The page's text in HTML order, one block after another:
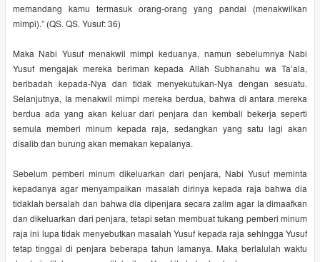
memandang kamu termasuk orang-orang yang pandai (menakwilkan
mimpi).” (QS. QS. Yusuf: 36)
Maka Nabi Yusuf menakwil mimpi keduanya, namun sebelumnya Nabi
Yusuf mengajak mereka beriman kepada Allah Subhanahu wa Ta’ala,
beribadah kepada-Nya dan tidak menyekutukan-Nya dengan sesuatu.
Selanjutnya, Ia menakwil mimpi mereka berdua, bahwa di antara mereka
berdua ada yang akan keluar dari penjara dan kembali bekerja seperti
semula memberi minum kepada raja, sedangkan yang satu lagi akan
disalib dan burung akan memakan kepalanya.
Sebelum pemberi minum dikeluarkan dari penjara, Nabi Yusuf meminta
kepadanya agar menyampaikan masalah dirinya kepada raja bahwa dia
tidaklah bersalah dan bahwa dia dipenjara secara zalim agar Ia dimaafkan
dan dikeluarkan dari penjara, tetapi setan membuat tukang pemberi minum
raja ini lupa tidak menyebutkan masalah Yusuf kepada raja sehingga Yusuf
tetap tinggal di penjara beberapa tahun lamanya. Maka berlalulah waktu